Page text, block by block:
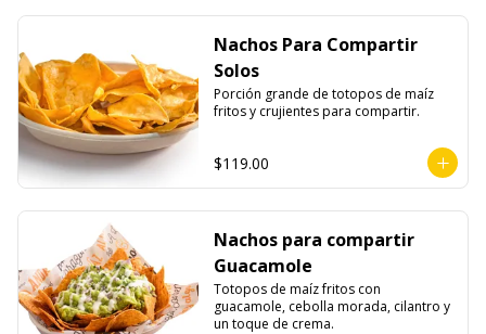
Nachos Para Compartir
Solos
Porción grande de totopos de maíz
fritos y crujientes para compartir.
$119.00
Nachos para compartir
Guacamole
Totopos de maíz fritos con
guacamole, cebolla morada, cilantro y
un toque de crema.